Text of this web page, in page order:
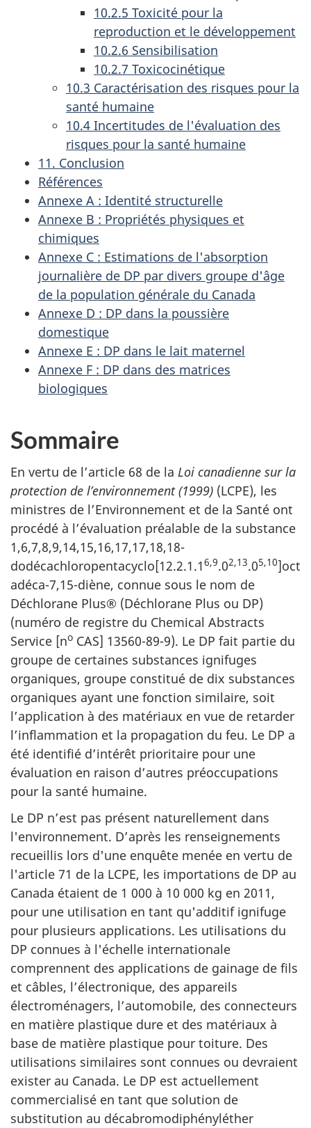
10.2.5 Toxicité pour la
reproduction et le développement
10.2.6 Sensibilisation
10.2.7 Toxicocinétique
10.3 Caractérisation des risques pour la
santé humaine
10.4 Incertitudes de l'évaluation des
risques pour la santé humaine
11. Conclusion
Références
Annexe A : Identité structurelle
Annexe B : Propriétés physiques et
chimiques
Annexe C : Estimations de l'absorption
journalière de DP par divers groupe d'âge
de la population générale du Canada
Annexe D : DP dans la poussière
domestique
Annexe E : DP dans le lait maternel
Annexe F : DP dans des matrices
biologiques
Sommaire
En vertu de l’article 68 de la Loi canadienne sur la
protection de l’environnement (1999) (LCPE), les
ministres de l’Environnement et de la Santé ont
procédé à l’évaluation préalable de la substance
1,6,7,8,9,14,15,16,17,17,18,18-
dodécachloropentacyclo[12.2.1.16,9.02,13.05,10]oct
adéca-7,15-diène, connue sous le nom de
Déchlorane Plus® (Déchlorane Plus ou DP)
(numéro de registre du Chemical Abstracts
Service [no CAS] 13560-89-9). Le DP fait partie du
groupe de certaines substances ignifuges
organiques, groupe constitué de dix substances
organiques ayant une fonction similaire, soit
l’application à des matériaux en vue de retarder
l’inflammation et la propagation du feu. Le DP a
été identifié d’intérêt prioritaire pour une
évaluation en raison d’autres préoccupations
pour la santé humaine.
Le DP n’est pas présent naturellement dans
l'environnement. D’après les renseignements
recueillis lors d'une enquête menée en vertu de
l'article 71 de la LCPE, les importations de DP au
Canada étaient de 1 000 à 10 000 kg en 2011,
pour une utilisation en tant qu'additif ignifuge
pour plusieurs applications. Les utilisations du
DP connues à l'échelle internationale
comprennent des applications de gainage de fils
et câbles, l’électronique, des appareils
électroménagers, l’automobile, des connecteurs
en matière plastique dure et des matériaux à
base de matière plastique pour toiture. Des
utilisations similaires sont connues ou devraient
exister au Canada. Le DP est actuellement
commercialisé en tant que solution de
substitution au décabromodiphényléther